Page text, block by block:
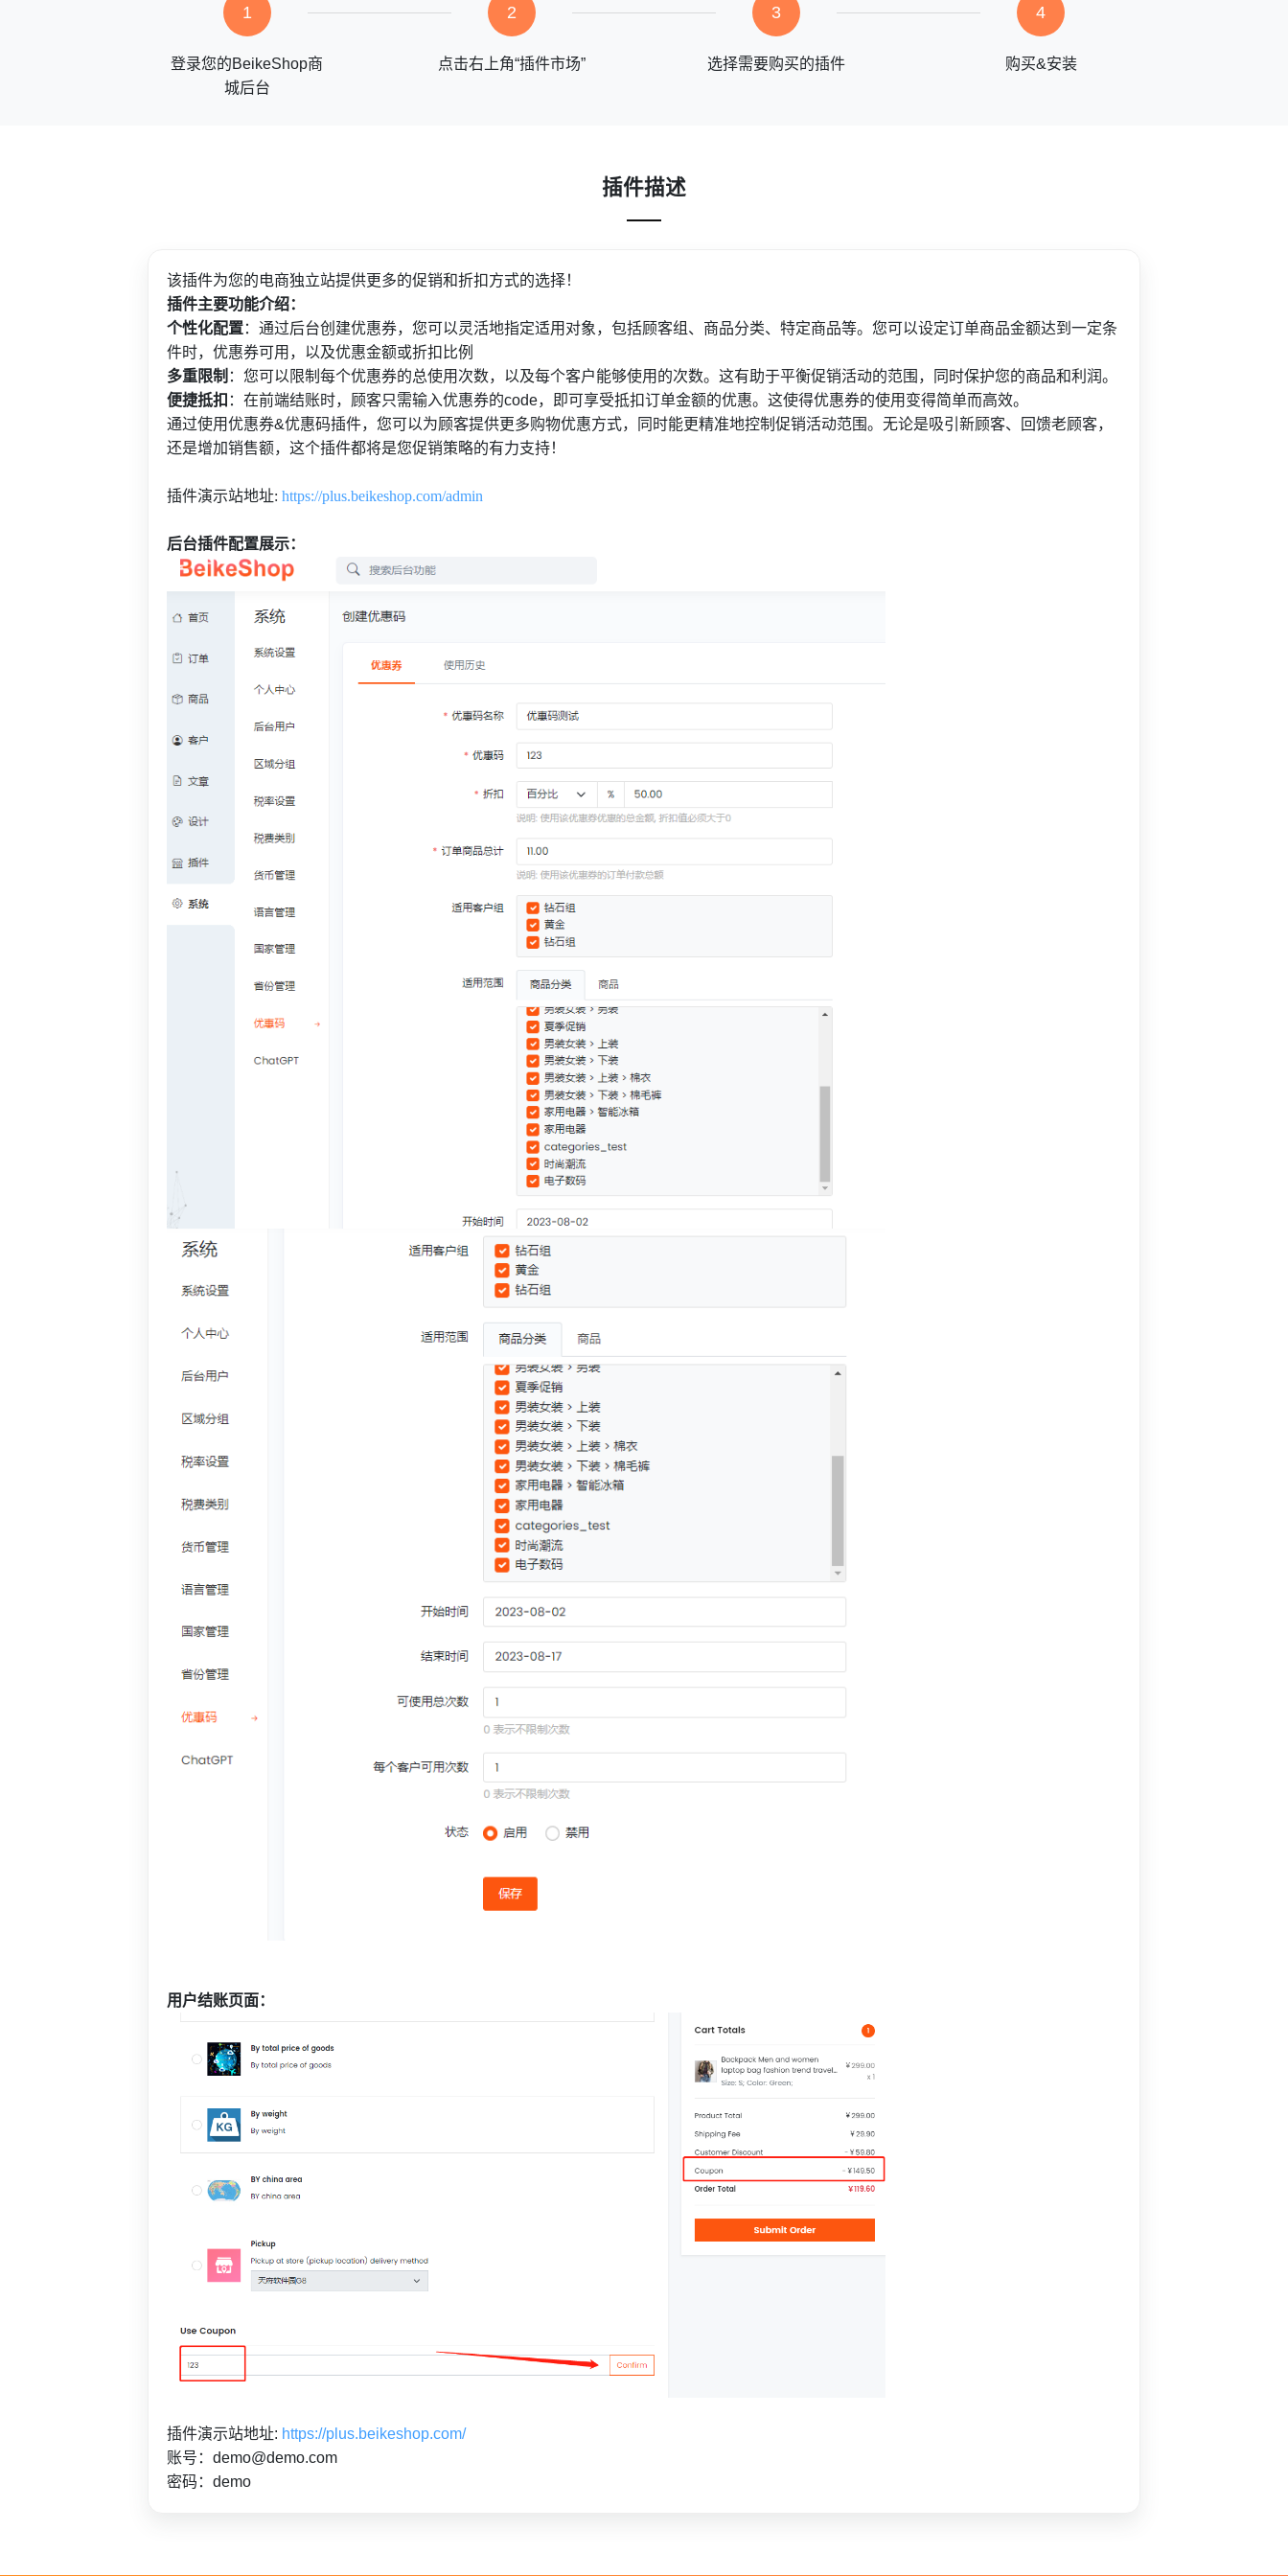
1
登录您的BeikeShop商
城后台
2
点击右上角“插件市场”
3
选择需要购买的插件
4
购买&安装
插件描述
该插件为您的电商独立站提供更多的促销和折扣方式的选择！
插件主要功能介绍：
个性化配置：通过后台创建优惠券，您可以灵活地指定适用对象，包括顾客组、商品分类、特定商品等。您可以设定订单商品金额达到一定条
件时，优惠券可用，以及优惠金额或折扣比例
多重限制 ：您可以限制每个优惠券的总使用次数，以及每个客户能够使用的次数。这有助于平衡促销活动的范围，同时保护您的商品和利润。
便捷抵扣 ：在前端结账时，顾客只需输入优惠券的code，即可享受抵扣订单金额的优惠。这使得优惠券的使用变得简单而高效。
通过使用优惠券&优惠码插件，您可以为顾客提供更多购物优惠方式，同时能更精准地控制促销活动范围。无论是吸引新顾客、回馈老顾客，
还是增加销售额，这个插件都将是您促销策略的有力支持！
插件演示站地址:https://plus.beikeshop.com/admin
后台插件配置展示：
用户结账页面：
插件演示站地址: https://plus.beikeshop.com/
账号：demo@demo.com
密码：demo